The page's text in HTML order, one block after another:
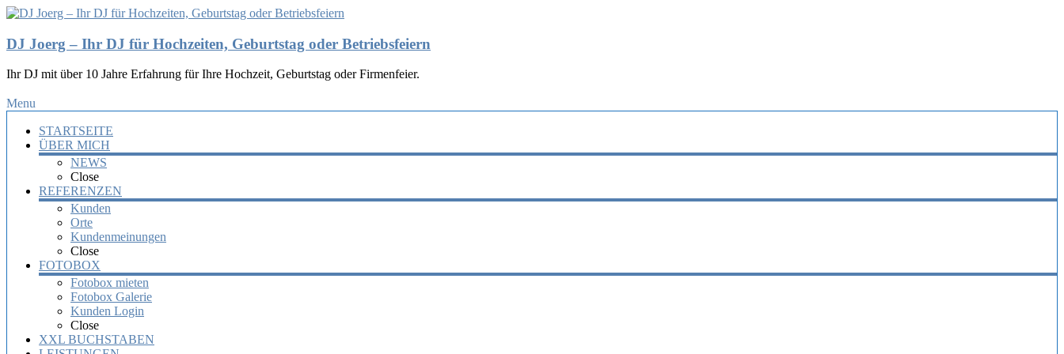
DJ Joerg – Ihr DJ für Hochzeiten, Geburtstag oder Betriebsfeiern
Ihr DJ mit über 10 Jahre Erfahrung für Ihre Hochzeit, Geburtstag oder Firmenfeier.
Menu
STARTSEITE
ÜBER MICH
NEWS
Close
REFERENZEN
Kunden
Orte
Kundenmeinungen
Close
FOTOBOX
Fotobox mieten
Fotobox Galerie
Kunden Login
Close
XXL BUCHSTABEN